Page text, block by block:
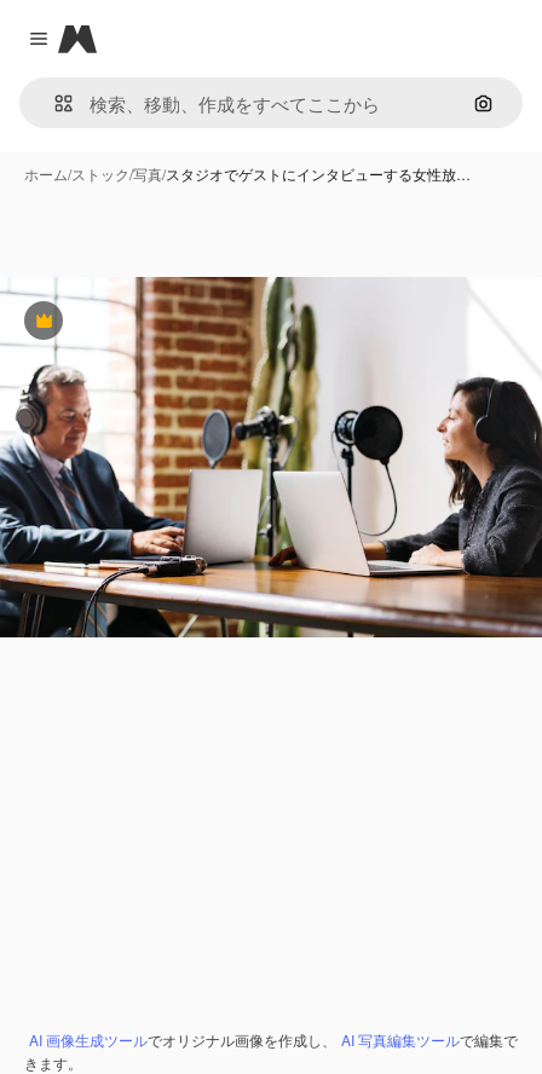
Close menu
Magnific
画像で
ホーム/ストック/写真/スタジオでゲストにインタビューする女性放…
Premium
AI 画像生成ツールでオリジナル画像を作成し、 AI 写真編集ツールで編集で
きます。